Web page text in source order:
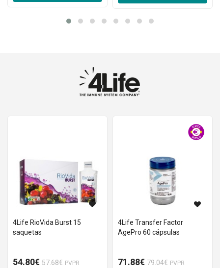
4Life RioVida Burst 15
saquetas
54.80€ 57.68€ PVPR
4Life Transfer Factor
AgePro 60 cápsulas
71.88€ 79.04€ PVPR